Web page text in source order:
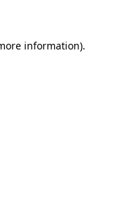
information).